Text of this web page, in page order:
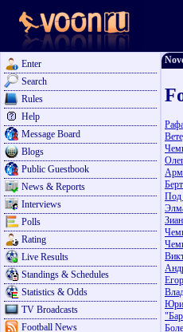
Enter
Search
Rules
Help
Message Board
Blogs
Public Guestbook
News & Reports
Interviews
Polls
Rating
Live Results
Standings & Schedules
Statistics & Odds
TV Broadcasts
Football News
Под